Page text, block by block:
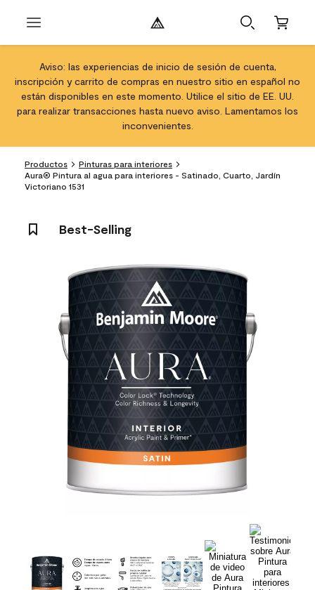
Aviso: las experiencias de inicio de sesión de cuenta,
inscripción y carrito de compras en nuestro sitio en español no
están disponibles en este momento. Utilice el sitio de EE. UU.
para realizar transacciones hasta nuevo aviso. Lamentamos los
inconvenientes.
Productos
Pinturas para interiores
Aura® Pintura al agua para interiores - Satinado, Cuarto, Jardín
Victoriano 1531
Best-Selling